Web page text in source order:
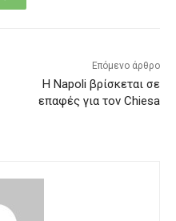
Επόμενο άρθρο
Η Napoli βρίσκεται σε
επαφές για τον Chiesa